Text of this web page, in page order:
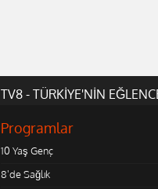
TV8 - TÜRKİYE'NİN
Programlar
10 Yaş Genç
8'de Sağlık